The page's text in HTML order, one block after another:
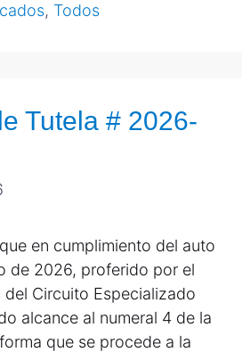
, Todos
Tutela # 2026-
en cumplimiento del auto
de 2026, proferido por el
del Circuito Especializado
alcance al numeral 4 de la
que se procede a la